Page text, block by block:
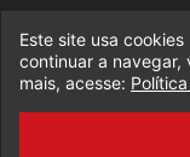
© 2017-2026
Este site usa
continuar a navegar,
mais, acesse: